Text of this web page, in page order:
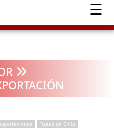
Frutas de Chile